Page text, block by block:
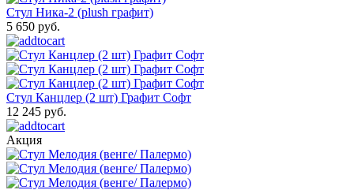
Стул Ника-2 (plush графит)
5 650 руб.
Стул Канцлер (2 шт) Графит Софт
12 245 руб.
Акция